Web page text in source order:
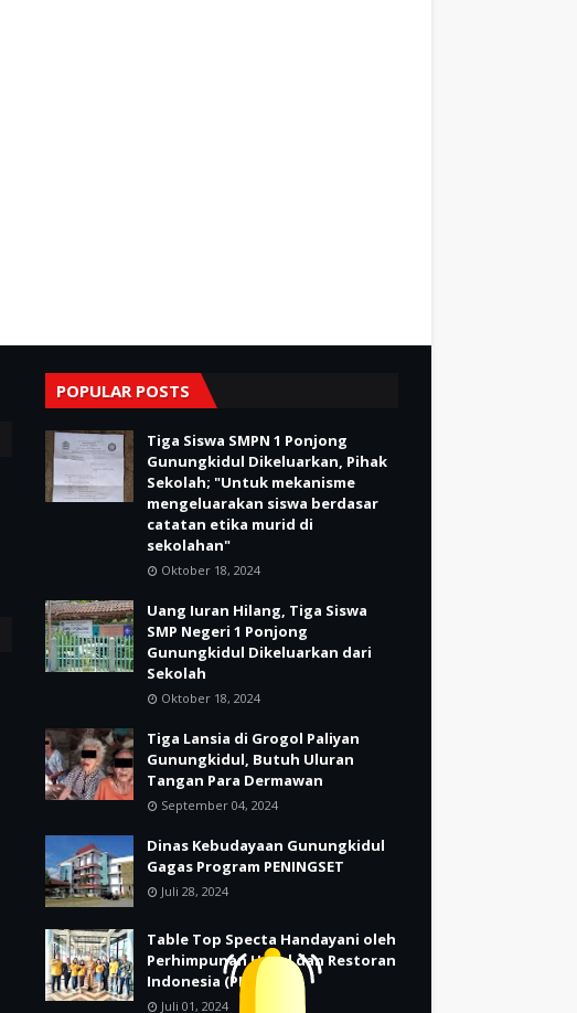
POPULAR POSTS
Tiga Siswa SMPN 1 Ponjong
Gunungkidul Dikeluarkan, Pihak
Sekolah; "Untuk mekanisme
mengeluarakan siswa berdasar
catatan etika murid di
sekolahan"
Oktober 18, 2024
Uang Iuran Hilang, Tiga Siswa
SMP Negeri 1 Ponjong
Gunungkidul Dikeluarkan dari
Sekolah
Oktober 18, 2024
Tiga Lansia di Grogol Paliyan
Gunungkidul, Butuh Uluran
Tangan Para Dermawan
September 04, 2024
Dinas Kebudayaan Gunungkidul
Gagas Program PENINGSET
Juli 28, 2024
Table Top Specta Handayani oleh
Perhimpunan Hotel dan Restoran
Indonesia (PHRI)
Juli 01, 2024